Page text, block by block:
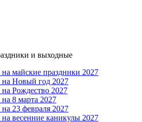
и выходные
майские праздники 2027
Новый год 2027
Рождество 2027
8 марта 2027
23 февраля 2027
весенние каникулы 2027